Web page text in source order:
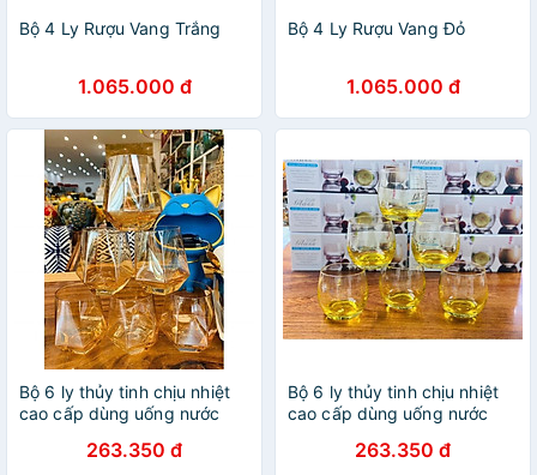
Bộ 4 Ly Rượu Vang Trắng
1.065.000 đ
Bộ 4 Ly Rượu Vang Đỏ
1.065.000 đ
Bộ 6 ly thủy tinh chịu nhiệt
cao cấp dùng uống nước
cương vàng263.350 đ
Bộ 6 ly thủy tinh chịu nhiệt
cao cấp dùng uống nước
vàng chanh263.350 đ